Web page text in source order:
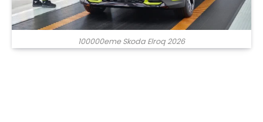
100000eme Skoda Elroq 2026